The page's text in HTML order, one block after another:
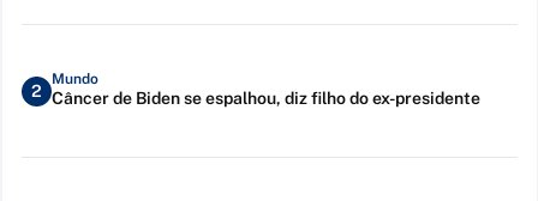
2
Mundo
Câncer de Biden se espalhou, diz filho do ex-presidente